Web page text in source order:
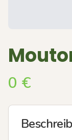
0 €